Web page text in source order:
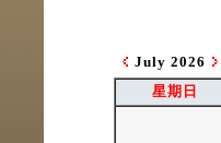
July 2026
星期日